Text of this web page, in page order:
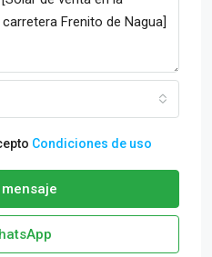
Condiciones de uso
mensaje